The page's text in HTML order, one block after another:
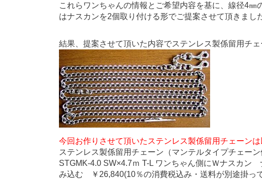
これらワンちゃんの情報とご希望内容を基に、線径4
はナスカンを2個取り付ける形でご提案させて頂きまし
結果、提案させて頂いた内容でステンレス製係留用チ
今回お作りさせて頂いたステンレス製係留用チェーンは
ステンレス製係留用チェーン（マンテルタイプチェーン
STGMK-4.0 SW×4.7ｍ T-L ワンちゃん側にＷナスカン
み込む ￥26,840(10％の消費税込み・送料が別途掛